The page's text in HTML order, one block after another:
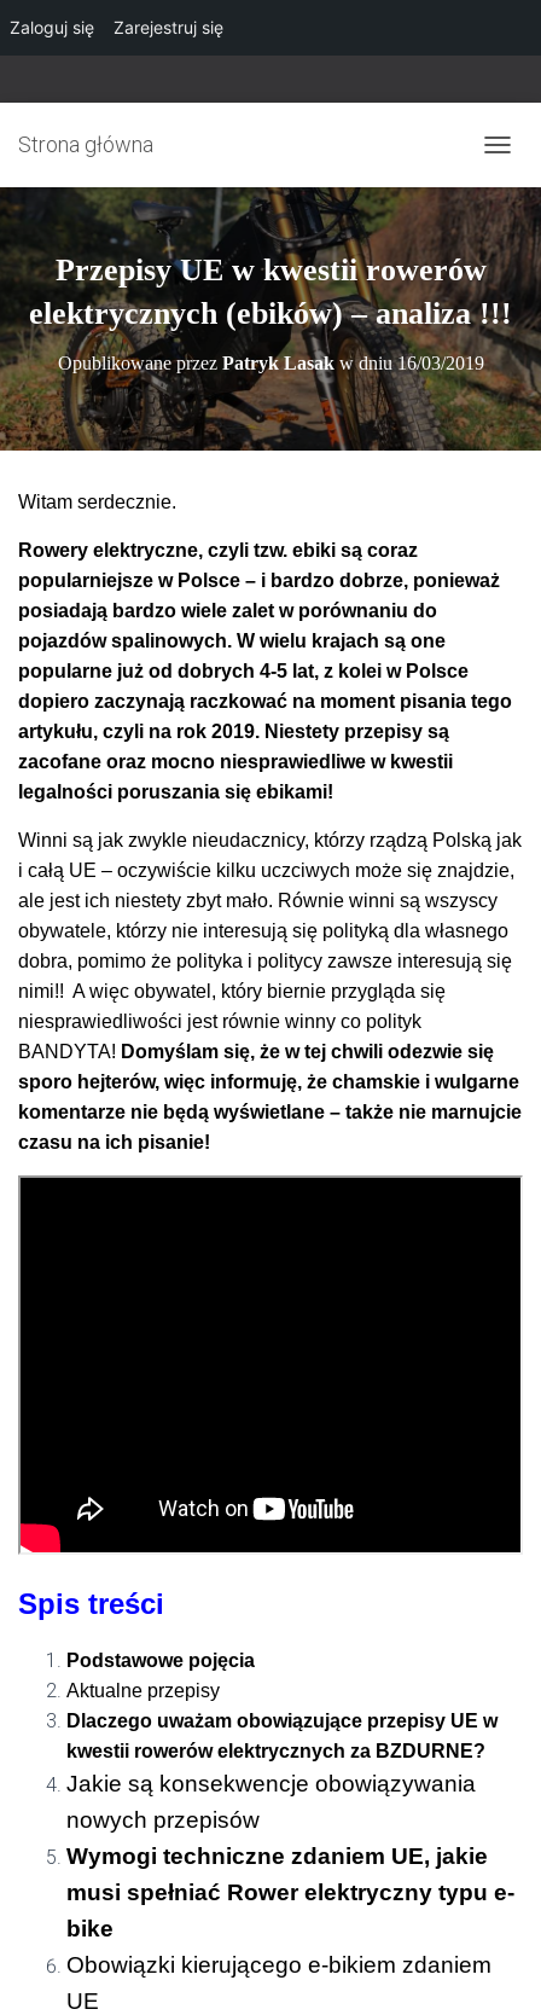
Zaloguj się Zarejestruj się
Strona główna
R
E
Ł
Ą
C
Z
N
A
W
I
G
Przepisy UE w kwestii rowerów
elektrycznych (ebików) – analiza !!!
Opublikowane przez Patryk Lasakw dniu16/03/2019
Witam serdecznie.
Rowery elektryczne, czyli tzw. ebiki są coraz
popularniejsze w Polsce – i bardzo dobrze, ponieważ
posiadają bardzo wiele zalet w porównaniu do
pojazdów spalinowych. W wielu krajach są one
popularne już od dobrych 4-5 lat, z kolei w Polsce
dopiero zaczynają raczkować na moment pisania tego
artykułu, czyli na rok 2019. Niestety przepisy są
zacofane oraz mocno niesprawiedliwe w kwestii
legalności poruszania się ebikami!
Winni są jak zwykle nieudacznicy, którzy rządzą Polską jak
i całą UE – oczywiście kilku uczciwych może się znajdzie,
ale jest ich niestety zbyt mało. Równie winni są wszyscy
obywatele, którzy nie interesują się polityką dla własnego
dobra, pomimo że polityka i politycy zawsze interesują się
nimi!! A więc obywatel, który biernie przygląda się
niesprawiedliwości jest równie winny co polityk
BANDYTA! Domyślam się, że w tej chwili odezwie się
sporo hejterów, więc informuję, że chamskie i wulgarne
komentarze nie będą wyświetlane – także nie marnujcie
czasu na ich pisanie!
Spis treści
Podstawowe pojęcia
Aktualne przepisy
Dlaczego uważam obowiązujące przepisy UE w
kwestii rowerów elektrycznych za BZDURNE?
Jakie są konsekwencje obowiązywania
nowych przepisów
Wymogi techniczne zdaniem UE, jakie
musi spełniać Rower elektryczny typu e-
bike
Obowiązki kierującego e-bikiem zdaniem
UE